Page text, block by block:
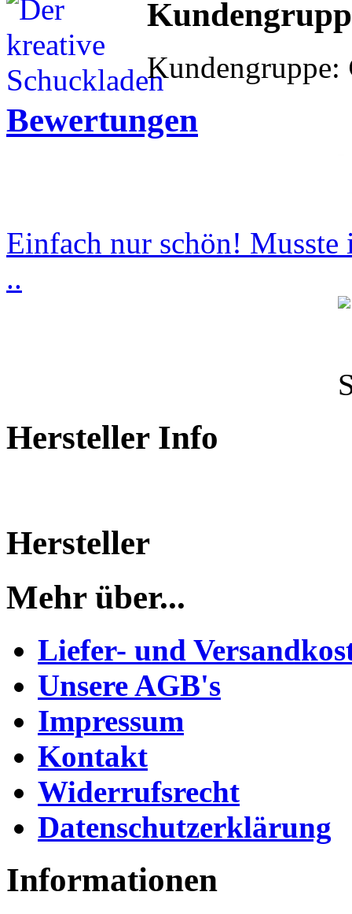
Kundengruppe:
Bewertungen
Einfach nur schön! Musste
..
Hersteller Info
Hersteller
Mehr über...
Liefer- und
Unsere AGB's
Impressum
Kontakt
Widerrufsrecht
Datenschutzerklärung
Informationen